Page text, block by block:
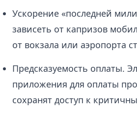
Ускорение «последней
зависеть от капризов
от вокзала или аэропорта
Предсказуемость оплаты.
приложения для оплаты
сохранят доступ к